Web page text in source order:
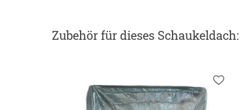
Zubehörfür dieses Schaukeldach: